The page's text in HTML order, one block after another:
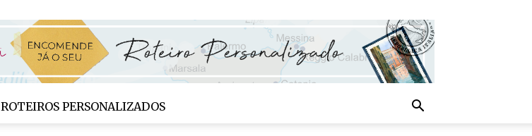
ROTEIROS PERSONALIZADOS